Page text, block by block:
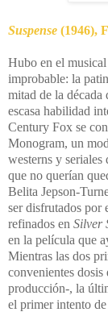
Suspense (1946),
Hubo en el musical
improbable: la
mitad de la década
escasa habilidad
Century Fox se
Monogram, un
westerns y seriales
que no querían
Belita Jepson-
ser disfrutados por
refinados en Silver
en la película que
Mientras las dos
convenientes dosis
producción-, la
el primer intento